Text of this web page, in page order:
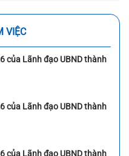
VIỆC
của Lãnh đạo UBND thành
của Lãnh đạo UBND thành
của Lãnh đạo UBND thành